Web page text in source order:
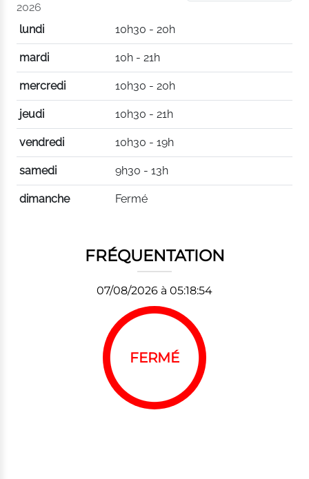
2026
lundi 10h30 - 20h
mardi 10h - 21h
mercredi 10h30 - 20h
jeudi 10h30 - 21h
vendredi 10h30 - 19h
samedi 9h30 - 13h
dimanche Fermé
FRÉQUENTATION
07/08/2026 à 05:18:54
FERMÉ